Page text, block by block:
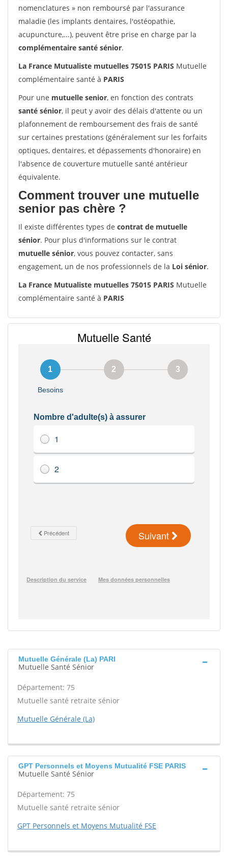
nomenclatures » non remboursé par l'assurance
maladie (les implants dentaires, l'ostéopathie,
acupuncture,...), peuvent être prise en charge par la
complémentaire santé sénior.
La France Mutualiste mutuelles 75015 PARIS Mutuelle
complémentaire santé à PARIS
Pour une mutuelle senior, en fonction des contrats
santé sénior, il peut y avoir des délais d'attente ou un
plafonnement de remboursement des frais de santé
sur certaines prestations (généralement sur les forfaits
optiques, dentaires, et dépassements d'honoraire) en
l'absence de couverture mutuelle santé antérieur
équivalente.
Comment trouver une mutuelle
senior pas chère ?
Il existe différentes types de contrat de mutuelle
sénior. Pour plus d'informations sur le contrat
mutuelle sénior, vous pouvez contacter, sans
engagement, un de nos professionnels de la Loi sénior.
La France Mutualiste mutuelles 75015 PARIS Mutuelle
complémentaire santé à PARIS
Mutuelle Générale (La) PARI
Mutuelle Santé Sénior
Département: 75
Mutuelle santé retraite sénior
Mutuelle Générale (La)
GPT Personnels et Moyens Mutualité FSE PARIS
Mutuelle Santé Sénior
Département: 75
Mutuelle santé retraite sénior
GPT Personnels et Moyens Mutualité FSE